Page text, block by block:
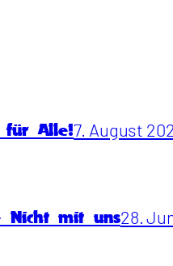
für Alle!7. August
Nicht mit uns28.